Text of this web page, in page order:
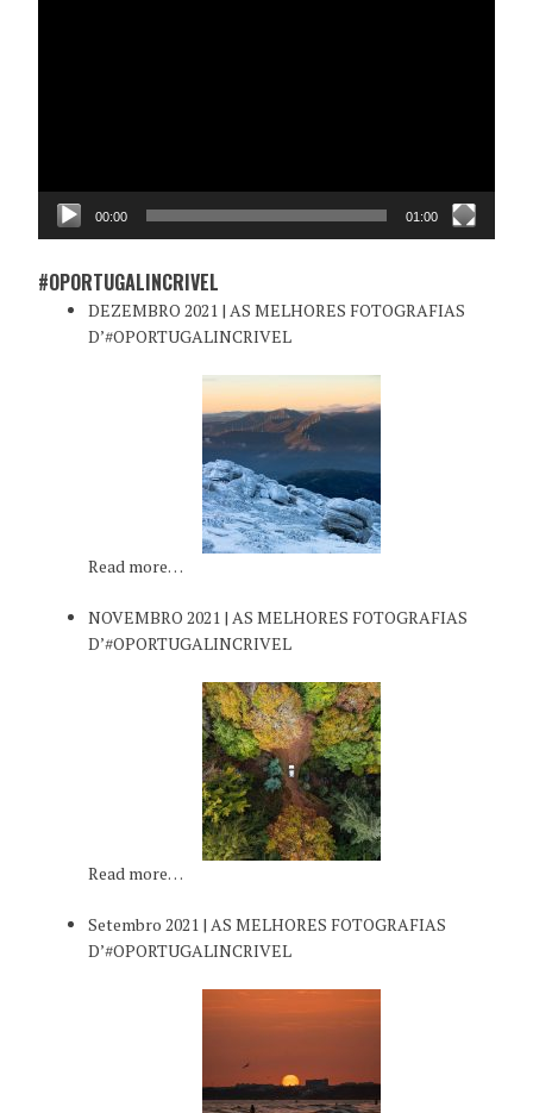
00:00 01:00
#OPORTUGALINCRIVEL
DEZEMBRO 2021 | AS MELHORES FOTOGRAFIAS
D’#OPORTUGALINCRIVEL
Read more…
NOVEMBRO 2021 | AS MELHORES FOTOGRAFIAS
D’#OPORTUGALINCRIVEL
Read more…
Setembro 2021 | AS MELHORES FOTOGRAFIAS
D’#OPORTUGALINCRIVEL